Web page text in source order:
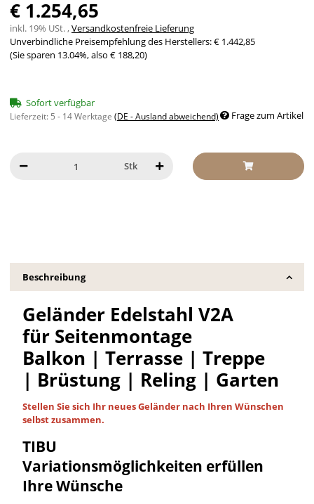
€ 1.254,65
inkl. 19% USt. ,Versandkostenfreie Lieferung
Unverbindliche Preisempfehlung des Herstellers:€ 1.442,85
(Sie sparen 13.04%, also € 188,20)
Sofort verfügbar
Lieferzeit: 5 - 14 Werktage (DE - Ausland abweichend) Frage zum Artikel
Stk
Beschreibung
Geländer Edelstahl V2A
für Seitenmontage
Balkon | Terrasse | Treppe
| Brüstung | Reling | Garten
Stellen Sie sich Ihr neues Geländer nach Ihren Wünschen
selbstzusammen.
TIBU
Variationsmöglichkeiten erfüllen
Ihre Wünsche